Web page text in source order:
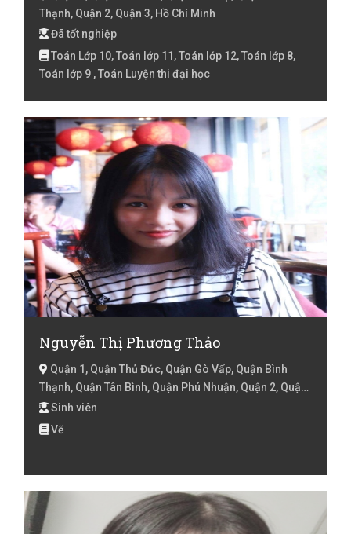
Thạnh, Quận 2, Quận 3, Hồ Chí Minh
Đã tốt nghiệp
Toán Lớp 10, Toán lớp 11, Toán lớp 12, Toán lớp 8,
Toán lớp 9 , Toán Luyện thi đại học
Nguyễn Thị Phương Thảo
Quận 1, Quận Thủ Đức, Quận Gò Vấp, Quận Bình
Thạnh, Quận Tân Bình, Quận Phú Nhuận, Quận 2, Quận
3, Hồ Chí Minh
Sinh viên
Vẽ